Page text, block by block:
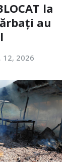
la
au
12, 2026